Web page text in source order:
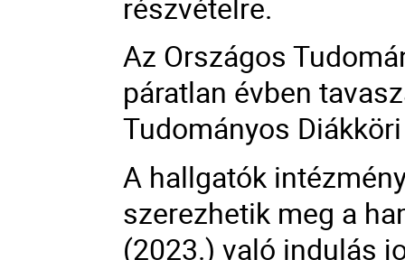
részvételre.
Az Országos
páratlan évben
Tudományos
A hallgatók
szerezhetik meg a
(2023.) való indulás